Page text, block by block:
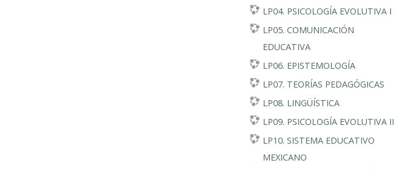
LP04. PSICOLOGÍA EVOLUTIVA I
LP05. COMUNICACIÓN
EDUCATIVA
LP06. EPISTEMOLOGÍA
LP07. TEORÍAS PEDAGÓGICAS
LP08. LINGÜÍSTICA
LP09. PSICOLOGÍA EVOLUTIVA II
LP10. SISTEMA EDUCATIVO
MEXICANO